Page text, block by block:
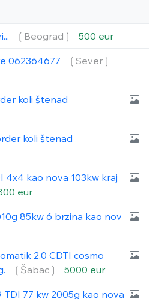
❲Beograd❳ 500 eur
062364677
❲Sever❳
koli štenad
koli štenad
4x4 kao nova 103kw kraj
eur
85kw 6 brzina kao nov
2.0 CDTI cosmo
❲Šabac❳ 5000 eur
TDI 77 kw 2005g kao nova